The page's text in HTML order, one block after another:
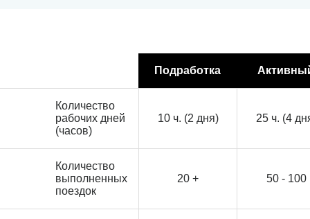
Подработка
Количество
рабочих дней
(часов)
10 ч. (2 дня) 25 ч. (4
Количество
выполненных
поездок
20 + 50 - 100